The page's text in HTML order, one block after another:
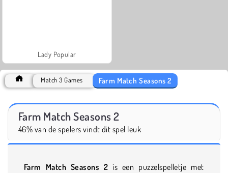
Lady Popular
Match 3 Games Farm Match Seasons 2
Farm Match Seasons 2
46% van de spelers vindt dit spel leuk
Farm Match Seasons 2 is een puzzelspelletje met